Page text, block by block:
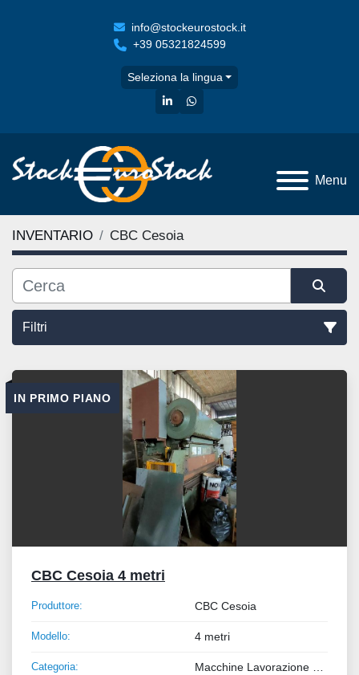
info@stockeurostock.it
+39 05321824599
Seleziona la lingua
linkedinwhatsapp
Menu
INVENTARIO CBC Cesoia
Filtri
Tutte le categorie
Ordina per
IN PRIMO PIANO
CBC Cesoia 4 metri
Produttore: CBC Cesoia
Modello: 4 metri
Categoria: